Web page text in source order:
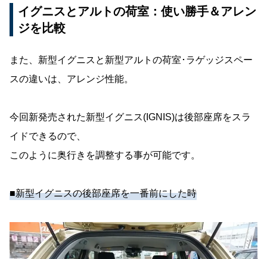
イグニスとアルトの荷室：使い勝手＆アレン
ジを比較
また、新型イグニスと新型アルトの荷室･ラゲッジスペー
スの違いは、アレンジ性能。
今回新発売された新型イグニス(IGNIS)は後部座席をスラ
イドできるので、
このように奥行きを調整する事が可能です。
■新型イグニスの後部座席を一番前にした時